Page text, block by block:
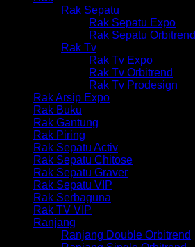
Rak Sepatu
Rak Sepatu Expo
Rak Sepatu Orbitrend
Rak Tv
Rak Tv Expo
Rak Tv Orbitrend
Rak Tv Prodesign
Rak Arsip Expo
Rak Buku
Rak Gantung
Rak Piring
Rak Sepatu Activ
Rak Sepatu Chitose
Rak Sepatu Graver
Rak Sepatu VIP
Rak Serbaguna
Rak TV VIP
Ranjang
Ranjang Double Orbitrend